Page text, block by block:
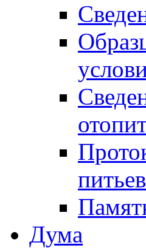
Дума